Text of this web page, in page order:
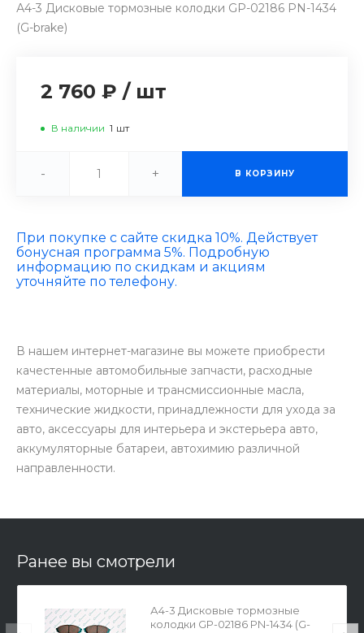
А4-3 Дисковые тормозные колодки GP-02186 PN-1434
(G-brake)
2 760 ₽ / шт
В наличии 1 шт
- + В КОРЗИНУ
При покупке с сайте скидка 10%. Действует
бонусная программа 5%. Подробную
информацию по скидкам и акциям
уточняйте по телефону.
В нашем интернет-магазине вы можете приобрести
качестенные автомобильные запчасти, расходные
материалы, моторные и трансмиссионные масла,
технические жидкости, принадлежности для ухода за
авто, аксессуары для интерьера и экстерьера авто,
аккумуляторные батареи, автохимию различной
направленности.
Ранее вы смотрели
А4-3 Дисковые тормозные
колодки GP-02186 PN-1434 (G-